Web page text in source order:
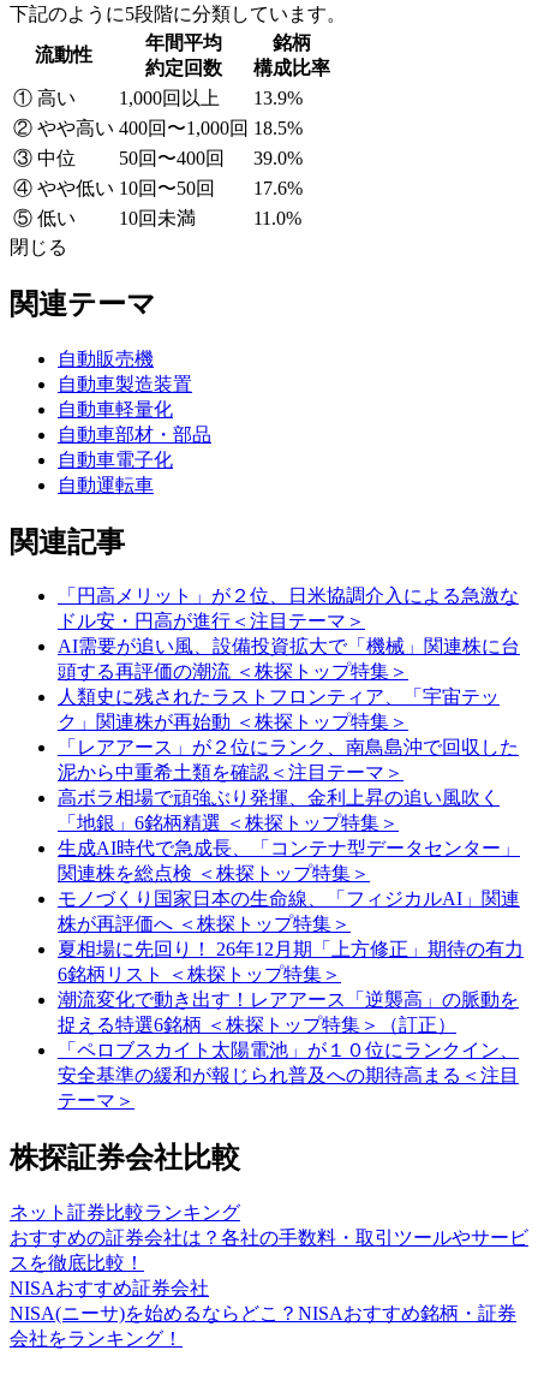
下記のように5段階に分類しています。
流動性
年間平均
約定回数
銘柄
構成比率
① 高い
1,000回以上
13.9%
② やや高い 400回〜1,000回 18.5%
③ 中位
50回〜400回
39.0%
④ やや低い 10回〜50回
17.6%
⑤ 低い
10回未満
11.0%
閉じる
関連テーマ
自動販売機
自動車製造装置
自動車軽量化
自動車部材・部品
自動車電子化
自動運転車
関連記事
「円高メリット」が２位、日米協調介入による急激な
ドル安・円高が進行＜注目テーマ＞
AI需要が追い風、設備投資拡大で「機械」関連株に台
頭する再評価の潮流 ＜株探トップ特集＞
人類史に残されたラストフロンティア、「宇宙テッ
ク」関連株が再始動 ＜株探トップ特集＞
「レアアース」が２位にランク、南鳥島沖で回収した
泥から中重希土類を確認＜注目テーマ＞
高ボラ相場で頑強ぶり発揮、金利上昇の追い風吹く
「地銀」6銘柄精選 ＜株探トップ特集＞
生成AI時代で急成長、「コンテナ型データセンター」
関連株を総点検 ＜株探トップ特集＞
モノづくり国家日本の生命線、「フィジカルAI」関連
株が再評価へ ＜株探トップ特集＞
夏相場に先回り！ 26年12月期「上方修正」期待の有力
6銘柄リスト ＜株探トップ特集＞
潮流変化で動き出す！レアアース「逆襲高」の脈動を
捉える特選6銘柄 ＜株探トップ特集＞（訂正）
「ペロブスカイト太陽電池」が１０位にランクイン、
安全基準の緩和が報じられ普及への期待高まる＜注目
テーマ＞
株探証券会社比較
ネット証券比較ランキング
おすすめの証券会社は？各社の手数料・取引ツールやサービ
スを徹底比較！
NISAおすすめ証券会社
NISA(ニーサ)を始めるならどこ？NISAおすすめ銘柄・証券
会社をランキング！